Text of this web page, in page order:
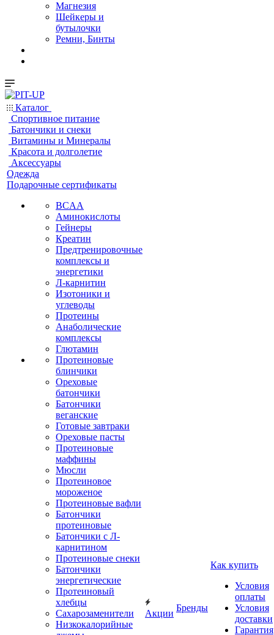
Магнезия
Шейкеры и
бутылочки
Ремни, Бинты
Каталог
Спортивное питание
Батончики и снеки
Витамины и Минералы
Красота и долголетие
Аксессуары
Одежда
Подарочные сертификаты
BCAA
Аминокислоты
Гейнеры
Креатин
Предтренировочные
комплексы и
энергетики
Л-карнитин
Изотоники и
углеводы
Протеины
Анаболические
комплексы
Глютамин
Протеиновые
блинчики
Ореховые
батончики
Батончики
веганские
Готовые завтраки
Ореховые пасты
Протеиновые
маффины
Мюсли
Протеиновое
мороженое
Протеиновые вафли
Батончики
протеиновые
Батончики с Л-
карнитином
Протеиновые снеки
Батончики
энергетические
Протеиновый
хлебцы
Сахарозаменители
Низкокалорийные
Акции
Бренды
Как купить
Условия
оплаты
Условия
доставки
Гарантия